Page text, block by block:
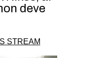
tw
deve
STREAM